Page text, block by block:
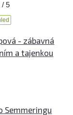
/ 5
- zábavná
a tajenkou
Semmeringu